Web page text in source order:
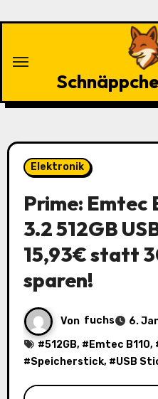
Elektronik
Prime: Emtec
3.2 512GB
15,93€ statt
sparen!
Von fuchs
6.
#512GB, # Emtec B110,
#Speicherstick, #USB